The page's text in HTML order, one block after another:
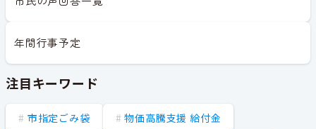
年間行事予定
注目キーワード
市指定ごみ袋 物価高騰支援 給付金